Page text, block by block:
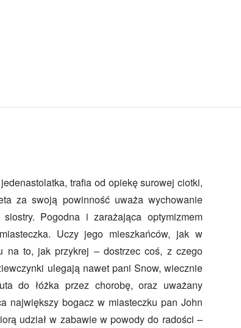
trafia od opiekę surowej ciotki,
za swoją powinność uważa wychowanie
Pogodna i zarażająca optymizmem
Uczy jego mieszkańców, jak w
na to, jak przykrej – dostrzec coś, z czego
ulegają nawet pani Snow, wiecznie
do łóżka przez chorobę, oraz uważany
największy bogacz w miasteczku pan John
udział w zabawie w powody do radości –